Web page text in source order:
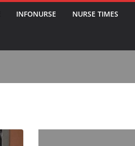
INFONURSE NURSE TIMES